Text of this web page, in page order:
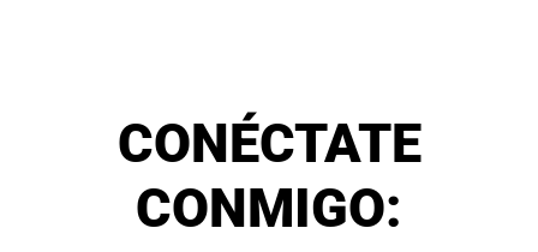
CONÉCTATE
CONMIGO: